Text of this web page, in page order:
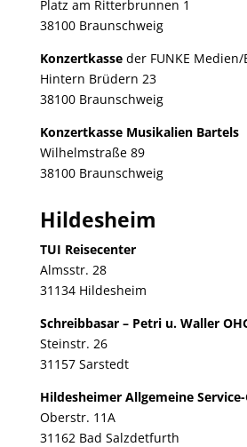
Platz am Ritterbrunnen 1
38100 Braunschweig
Konzertkasseder FUNKE Medien/
Hintern Brüdern 23
38100 Braunschweig
Konzertkasse Musikalien Bartels
Wilhelmstraße 89
38100 Braunschweig
Hildesheim
TUI Reisecenter
Almsstr. 28
31134 Hildesheim
Schreibbasar – Petri u. Waller
Steinstr. 26
31157 Sarstedt
Hildesheimer Allgemeine
Oberstr. 11A
31162 Bad Salzdetfurth